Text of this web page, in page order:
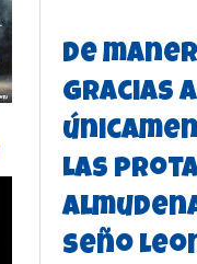
De
gracias
Las
seño